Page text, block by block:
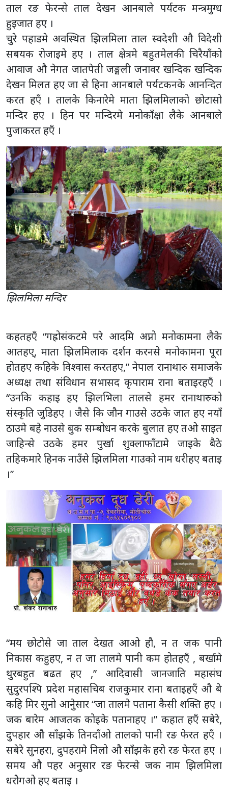
ताल रङ फेरन्से ताल देखन आनबाले पर्यटक मन्त्रमुग्ध
हुइजात हए ।
चुरे पहाडमे अवस्थित झिलमिला ताल स्वदेशी औ विदेशी
सबयक रोजाइमे हए । ताल क्षेत्रमे बहुतमेलकी चिरैयाँको
आवाज औ नेगत जातपेती जङ्गली जनावर खन्दिक खन्दिक
देखन मिलत हए जा से हिना आनबाले पर्यटकनके आनन्दित
करत हएँ । तालके किनारेमे माता झिलमिलाको छोटासो
मन्दिर हए । हिन पर मन्दिरमे मनोकाँक्षा लैके आनबाले
पुजाकरत हएँ ।
झिलमिला मन्दिर
कहतहएँ “गह्रोसंकटमे परे आदमि अप्नो मनोकामना लैके
आतहए्, माता झिलमिलाक दर्शन करनसे मनोकामना पूरा
होतहए कहिके विश्वास करतहए,” नेपाल रानाथारु समाजके
अध्यक्ष तथा संविधान सभासद कृपाराम राना बताइरहएँ ।
“उनकि कहाइ हए झिलभिला तालसे हमर रानाथारुको
संस्कृति जुडिहए । जैसे कि जौन गाउसे उठके जात हए नयाँ
ठाउमे बहे नाउसे बुक सम्बोधन करके बुलात हए तओ साइत
जाहिन्से उठके हमर पुर्खा शुक्लाफाँटामे जाइके बैठे
तहिकमारे हिनक नाउँसे झिलमिला गाउको नाम धरीहए बताइ
।”
“मय छोटोसे जा ताल देखत आओ हौ, न त जक पानी
निकास कहुहए, न त जा तालमे पानी कम होतहएँ , बर्खामे
थुरबहुत बढत हए ,” आदिवासी जानजाति महासंघ
सुदुरपश्पि प्रदेश महासचिब राजकुमार राना बताइहएँ औ बे
कहि मिर सुनो आनुेसार “जा तालमे पताना कैसी शक्ति हए ।
जक बारेम आजतक कोइके पतानाहए ।” कहात हएँ सबेरे,
दुपहार औ साँझके तिनदाँओ तालको पानी रङ फेरत हएँ ।
सबेरे सुनहरा, दुपहरामे निलो औ साँझके हरो रङ फेरत हए ।
समय औ पहर अनुसार रङ फेरन्से जक नाम झिलमिला
धरोेगओ हए बताइ ।